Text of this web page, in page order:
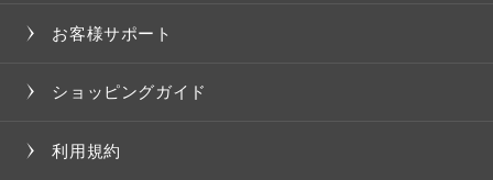
お客様サポート
ショッピングガイド
利用規約